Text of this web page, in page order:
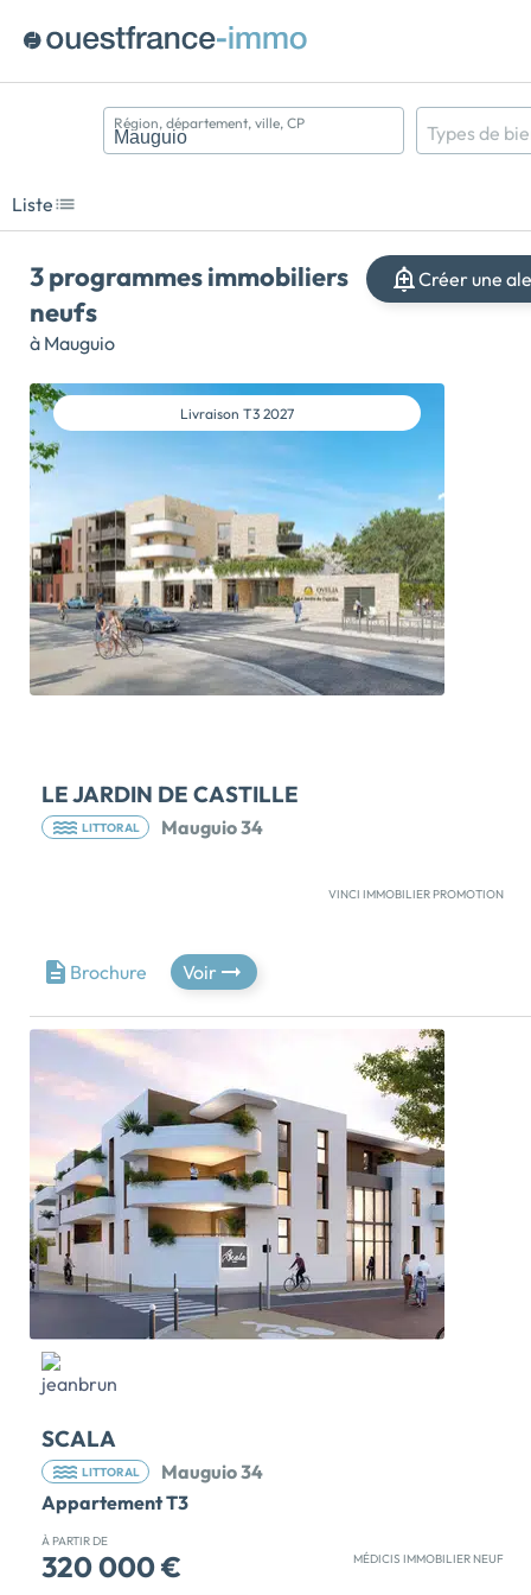
Région, département, ville, CP Types de
Liste
3 programmes immobiliers
neufs
à Mauguio
Créer une
Livraison T3 2027
LE JARDIN DE CASTILLE
LITTORAL Mauguio 34
VINCI IMMOBILIER PROMOTION
de beaux pavillons privatifs. Cette résidence
d'architecte où les séniors, vivent, bougent et se
distraient ensemble, se compose de 95 appartements,
du studio au 3 pièces, avec ses parements en pierre
naturelle, elle plonge les seniors dans une atmosphère
empreinte de sérénité. Avec en plus, une gamme
complète de services à la personne, Le Jardin de
Castille est un véritable lieu de vie […] Voir le
programme immobilier neuf >>
Brochure Voir
SCALA
LITTORAL
Mauguio 34
Appartement T3
À PARTIR DE
320 000 € MÉDICIS IMMOBILIER NEUF